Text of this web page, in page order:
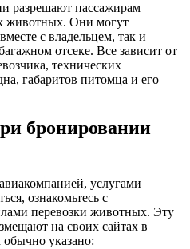
разрешают пассажирам
животных. Они могут
с владельцем, так и
отсеке. Все зависит от
технических
габаритов питомца и его
бронировании
услугами
ознакомьтесь с
перевозки животных. Эту
на своих сайтах в
указано: